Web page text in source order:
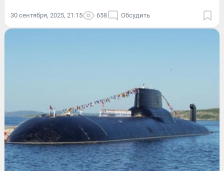
30 сентября, 2025, 21:15 658 Обсудить